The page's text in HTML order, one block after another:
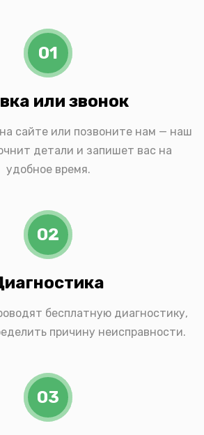
01
или звонок
сайте или позвоните нам — наш
детали и запишет вас на
удобное время.
02
бесплатную диагностику,
причину неисправности.
03